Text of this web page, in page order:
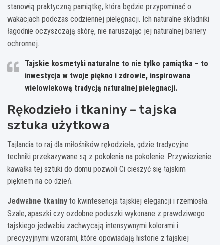
stanowią praktyczną pamiątkę, która będzie przypominać o
wakacjach podczas codziennej pielęgnacji. Ich naturalne składniki
łagodnie oczyszczają skórę, nie naruszając jej naturalnej bariery
ochronnej.
Tajskie kosmetyki naturalne to nie tylko pamiątka – to
inwestycja w twoje piękno i zdrowie, inspirowana
wielowiekową tradycją naturalnej pielęgnacji.
Rękodzieło i tkaniny – tajska
sztuka użytkowa
Tajlandia to raj dla miłośników rękodzieła, gdzie tradycyjne
techniki przekazywane są z pokolenia na pokolenie. Przywiezienie
kawałka tej sztuki do domu pozwoli Ci cieszyć się tajskim
pięknem na co dzień.
Jedwabne tkaniny to kwintesencja tajskiej elegancji i rzemiosła.
Szale, apaszki czy ozdobne poduszki wykonane z prawdziwego
tajskiego jedwabiu zachwycają intensywnymi kolorami i
precyzyjnymi wzorami, które opowiadają historie z tajskiej